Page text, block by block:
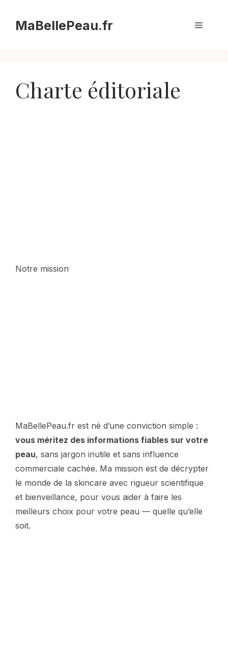
contenuMaBellePeau.fr Menu
Charte éditoriale
Notre mission
MaBellePeau.fr est né d’une conviction simple :
vous méritez des informations fiables sur votre
peau, sans jargon inutile et sans influence
commerciale cachée. Ma mission est de décrypter
le monde de la skincare avec rigueur scientifique
et bienveillance, pour vous aider à faire les
meilleurs choix pour votre peau — quelle qu’elle
soit.